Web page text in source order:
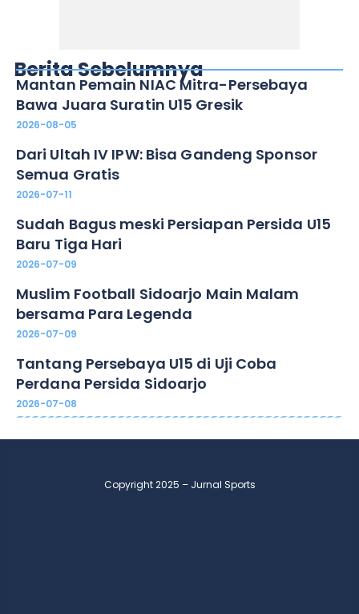
Berita Sebelumnya
Mantan Pemain NIAC Mitra-Persebaya
Bawa Juara Suratin U15 Gresik
2026-08-05
Dari Ultah IV IPW: Bisa Gandeng Sponsor
Semua Gratis
2026-07-11
Sudah Bagus meski Persiapan Persida U15
Baru Tiga Hari
2026-07-09
Muslim Football Sidoarjo Main Malam
bersama Para Legenda
2026-07-09
Tantang Persebaya U15 di Uji Coba
Perdana Persida Sidoarjo
2026-07-08
Copyright 2025 – Jurnal Sports